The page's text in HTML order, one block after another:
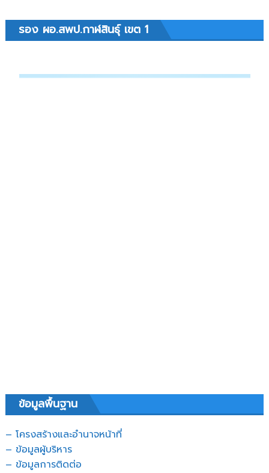
รอง ผอ.สพป.กาฬสินธุ์ เขต 1
ข้อมูลพื้นฐาน
– โครงสร้างและอำนาจหน้าที่
– ข้อมูลผู้บริหาร
– ข้อมูลการติดต่อ